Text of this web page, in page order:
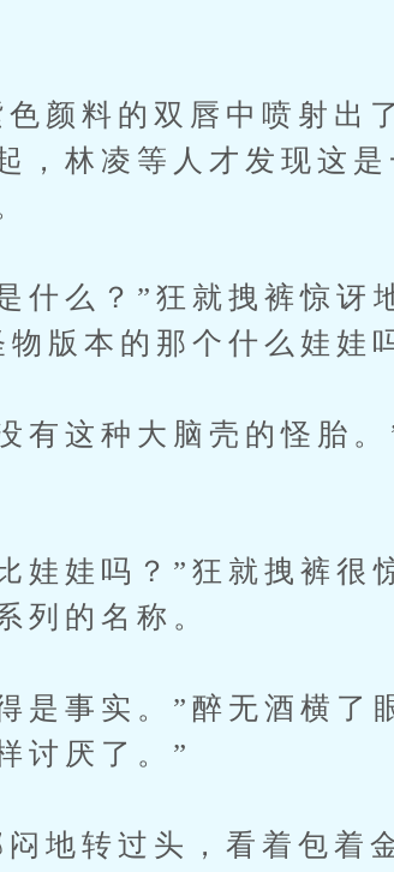
颜料的双唇中喷射出
，林凌等人才发现这
么？”狂就拽裤惊讶
物版本的那个什么娃娃
这种大脑壳的怪胎。
娃吗？”狂就拽裤很
列的名称。
事实。”醉无酒横了
讨厌了。”
地转过头，看着包着